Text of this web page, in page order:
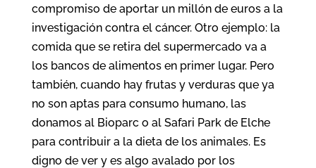
compromiso de aportar un millón de euros a la
investigación contra el cáncer. Otro ejemplo: la
comida que se retira del supermercado va a
los bancos de alimentos en primer lugar. Pero
también, cuando hay frutas y verduras que ya
no son aptas para consumo humano, las
donamos al Bioparc o al Safari Park de Elche
para contribuir a la dieta de los animales. Es
digno de ver y es algo avalado por los